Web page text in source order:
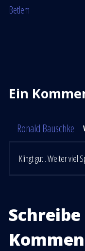
Betlem
Ein
Ronald Bauschke
Klingt gut . Weiter viel